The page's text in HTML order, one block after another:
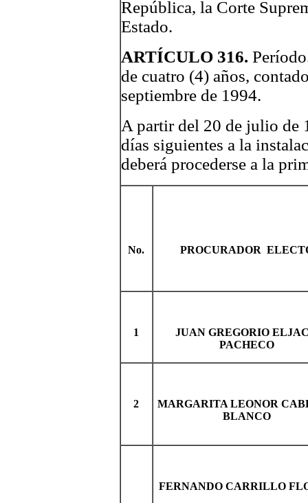
República, la Corte
Estado.
ARTÍCULO 316.
de cuatro (4) años,
septiembre de 1994.
A partir del 20 de julio de
días siguientes a la
deberá procederse a la
No. PROCURADOR
1
JUAN GREGORIO
PACHECO
2
MARGARITA LEONOR
BLANCO
FERNANDO CARRILLO